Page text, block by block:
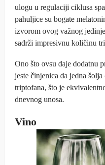
ulogu u regulaciji ciklusa
pahuljice su bogate
izvorom ovog važnog
sadrži impresivnu količinu
Ono što ovsu daje dodatnu
jeste činjenica da jedna
triptofana, što je
dnevnog unosa.
Vino